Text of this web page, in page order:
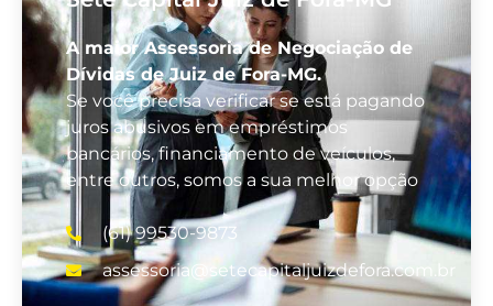
A maior Assessoria de Negociação de
Dívidas de Juiz de Fora-MG.
Se você precisa verificar se está pagando
juros abusivos em empréstimos
bancários, financiamento de veículos,
entre outros, somos a sua melhor opção
(61) 99530-9873
assessoria@setecapitaljuizdefora.com.br